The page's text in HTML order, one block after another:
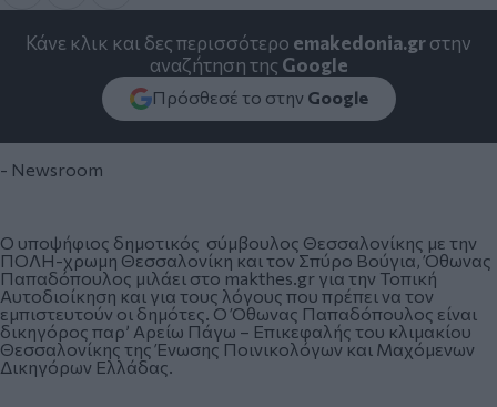
Κάνε κλικ και δες περισσότερο emakedonia.grστην
αναζήτηση της Google
Πρόσθεσέ το στην Google
- Newsroom
Ο υποψήφιος δημοτικός σύμβουλος Θεσσαλονίκης με την
ΠΟΛΗ-χρωμη Θεσσαλονίκη και τον Σπύρο Βούγια, Όθωνας
Παπαδόπουλος μιλάει στο makthes.gr για την Τοπική
Αυτοδιοίκηση και για τους λόγους που πρέπει να τον
εμπιστευτούν οι δημότες. Ο Όθωνας Παπαδόπουλος είναι
δικηγόρος παρ’ Αρείω Πάγω – Επικεφαλής του κλιμακίου
Θεσσαλονίκης της Ένωσης Ποινικολόγων και Μαχόμενων
Δικηγόρων Ελλάδας.